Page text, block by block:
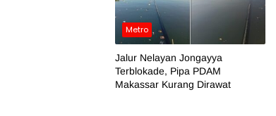
Metro
Jalur Nelayan Jongayya
Terblokade, Pipa PDAM
Makassar Kurang Dirawat